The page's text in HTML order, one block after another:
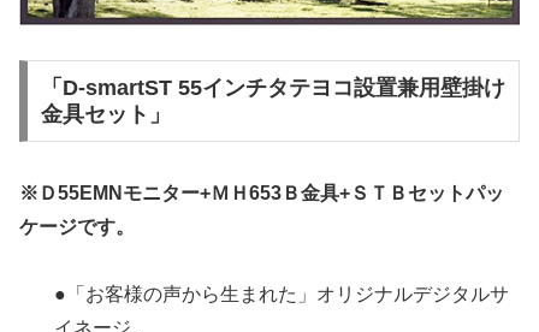
「D-smartST 55インチタテヨコ設置兼用壁掛け
金具セット」
※Ｄ55EMNモニター+ＭＨ653Ｂ金具+ＳＴＢセットパッ
ケージです。
●「お客様の声から生まれた」オリジナルデジタルサ